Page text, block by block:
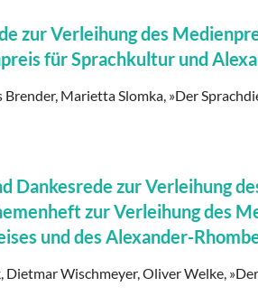
zur Verleihung des
für Sprachkultur und
Marietta Slomka, »Der
Dankesrede zur Verleihung
zur Verleihung des
und des Alexander-
Wischmeyer, Oliver Welke,